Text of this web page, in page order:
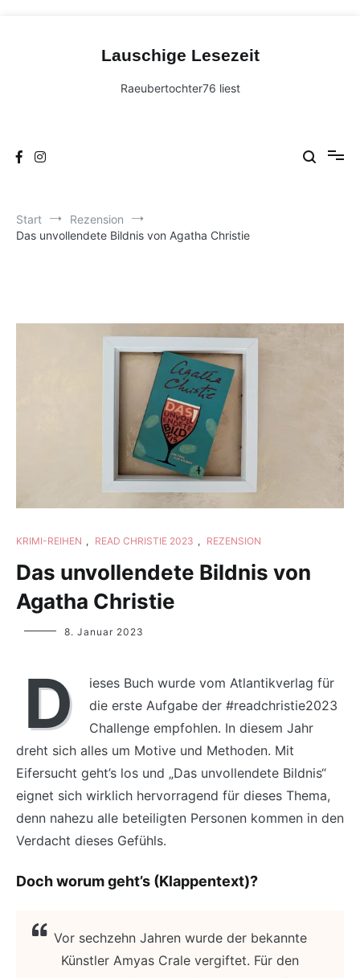
Lauschige Lesezeit
Raeubertochter76 liest
Start
Rezension
Das unvollendete Bildnis von Agatha Christie
KRIMI-REIHEN , READ CHRISTIE 2023 , REZENSION
Das unvollendete Bildnis von
Agatha Christie
Yvonne
8. Januar 2023
D
ieses Buch wurde vom Atlantikverlag für
die erste Aufgabe der #readchristie2023
Challenge empfohlen. In diesem Jahr
dreht sich alles um Motive und Methoden. Mit
Eifersucht geht’s los und „Das unvollendete Bildnis“
eignet sich wirklich hervorragend für dieses Thema,
denn nahezu alle beteiligten Personen kommen in den
Verdacht dieses Gefühls.
Doch worum geht’s (Klappentext)?
Vor sechzehn Jahren wurde der bekannte
Künstler Amyas Crale vergiftet. Für den